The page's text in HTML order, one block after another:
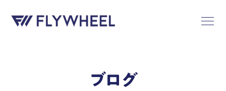
ブログ